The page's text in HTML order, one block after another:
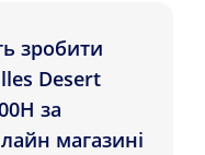
зробити
Desert
за
магазині